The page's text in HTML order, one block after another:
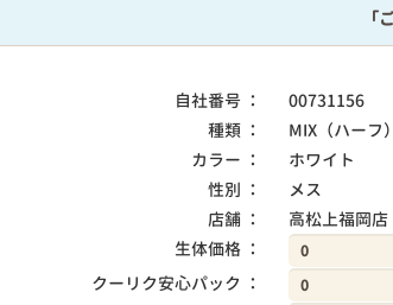
「
自社番号 ：
00731156
種類 ：
MIX（ハーフ）
カラー ：
ホワイト
性別 ：
メス
店舗 ：
高松上福岡店
生体価格 ：
クーリク安心パック ：